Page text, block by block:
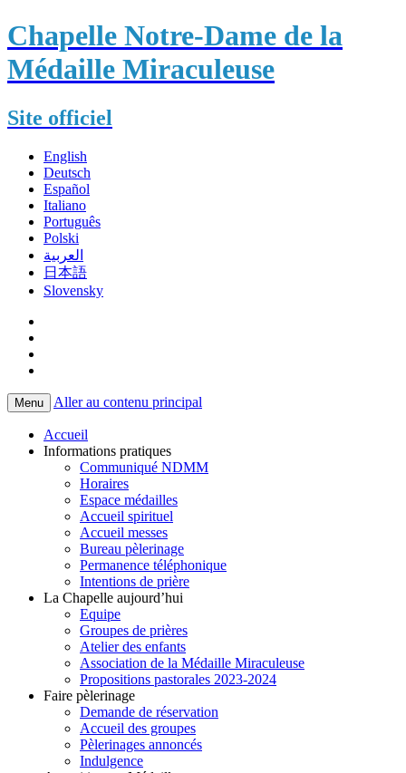
Chapelle Notre-Dame de la
Médaille Miraculeuse
Site officiel
English
Deutsch
Español
Italiano
Português
Polski
العربية
日本語
Slovensky
Menu Aller au contenu principal
Accueil
Informations pratiques
Communiqué NDMM
Horaires
Espace médailles
Accueil spirituel
Accueil messes
Bureau pèlerinage
Permanence téléphonique
Intentions de prière
La Chapelle aujourd’hui
Equipe
Groupes de prières
Atelier des enfants
Association de la Médaille Miraculeuse
Propositions pastorales 2023-2024
Faire pèlerinage
Demande de réservation
Accueil des groupes
Pèlerinages annoncés
Indulgence